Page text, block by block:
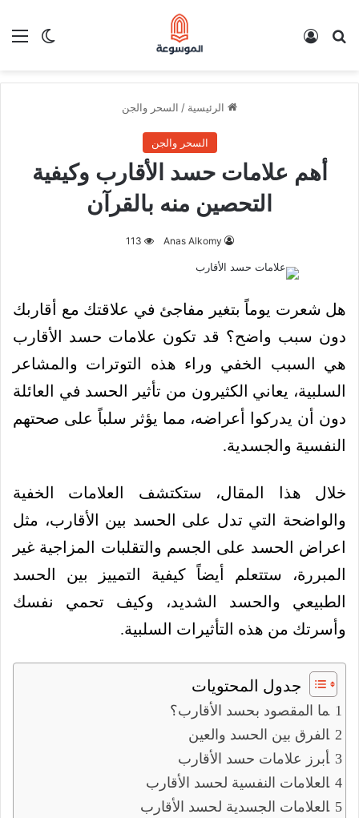
الوضع بحث عن
الرئيسية / السحر والجن
السحر والجن
أهم علامات حسد الأقارب وكيفية
التحصين منه بالقرآن
Anas Alkomy
113
هل شعرت يوماً بتغير مفاجئ في علاقتك مع أقاربك
دون سبب واضح؟ قد تكون علامات حسد الأقارب
هي السبب الخفي وراء هذه التوترات والمشاعر
السلبية، يعاني الكثيرون من تأثير الحسد في العائلة
دون أن يدركوا أعراضه، مما يؤثر سلباً على صحتهم
النفسية والجسدية.
خلال هذا المقال، ستكتشف العلامات الخفية
والواضحة التي تدل على الحسد بين الأقارب، مثل
اعراض الحسد على الجسم والتقلبات المزاجية غير
المبررة، ستتعلم أيضاً كيفية التمييز بين الحسد
الطبيعي والحسد الشديد، وكيف تحمي نفسك
وأسرتك من هذه التأثيرات السلبية.
جدول المحتويات
ما المقصود بحسد الأقارب؟
الفرق بين الحسد والعين
أبرز علامات حسد الأقارب
العلامات النفسية لحسد الأقارب
العلامات الجسدية لحسد الأقارب